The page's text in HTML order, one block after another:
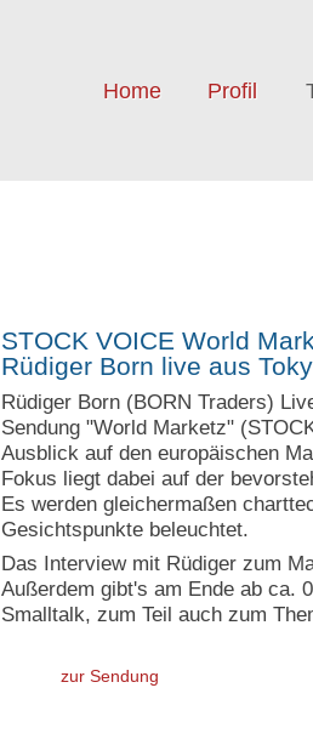
Home Profil
STOCK VOICE World
Rüdiger Born live aus
Rüdiger Born (BORN Traders)
Sendung "World Marketz"
Ausblick auf den europäischen
Fokus liegt dabei auf der
Es werden gleichermaßen
Gesichtspunkte beleuchtet.
Das Interview mit Rüdiger zum
Außerdem gibt's am Ende ab ca.
Smalltalk, zum Teil auch zum
zur Sendung